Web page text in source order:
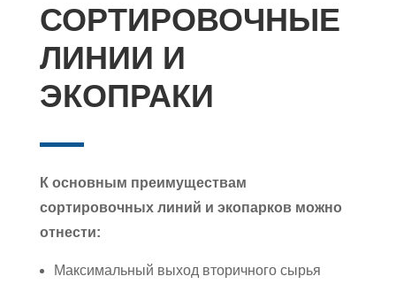
СОРТИРОВОЧНЫЕ
ЛИНИИ И
ЭКОПРАКИ
К основным преимуществам
сортировочных линий и экопарков можно
отнести:
Максимальный выход вторичного сырья